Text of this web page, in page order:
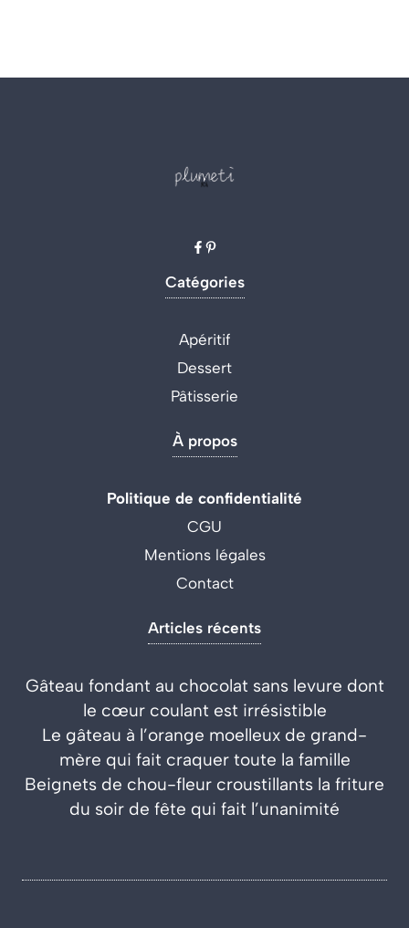
Catégories
Apéritif
Dessert
Pâtisserie
À propos
Politique de confidentialité
CGU
Mentions légales
Contact
Articles récents
Gâteau fondant au chocolat sans levure dont
le cœur coulant est irrésistible
Le gâteau à l’orange moelleux de grand-
mère qui fait craquer toute la famille
Beignets de chou-fleur croustillants la friture
du soir de fête qui fait l’unanimité